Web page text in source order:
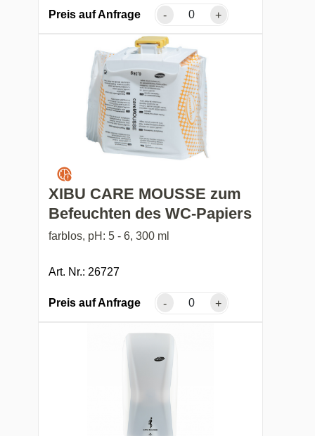
Preis auf Anfrage - +
XIBU CARE MOUSSE zum
Befeuchten des WC-Papiers
farblos, pH: 5 - 6, 300 ml
Art. Nr.: 26727
Preis auf Anfrage - +